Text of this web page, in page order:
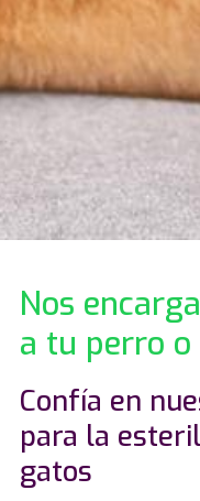
Nos
a tu perro o
Confía en
para la
gatos